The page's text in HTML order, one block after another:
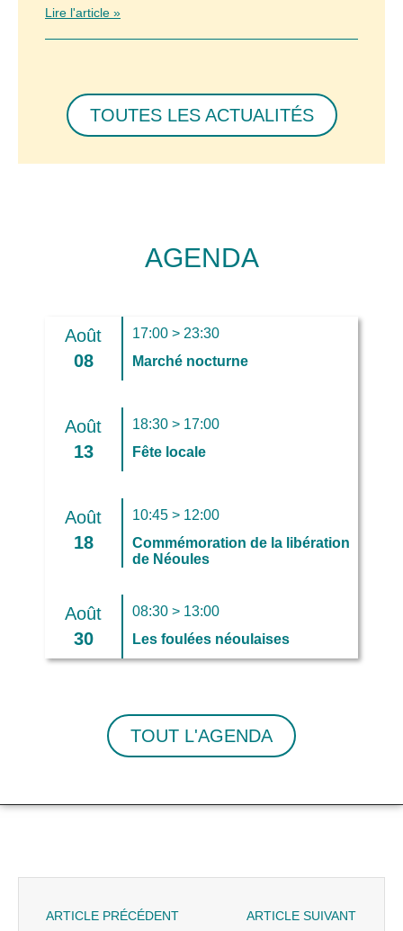
Lire l'article »
TOUTES LES ACTUALITÉS
AGENDA
Août
08
17:00 > 23:30
Marché nocturne
Août
13
18:30 > 17:00
Fête locale
Août
18
10:45 > 12:00
Commémoration de la libération
de Néoules
Août
30
08:30 > 13:00
Les foulées néoulaises
TOUT L'AGENDA
ARTICLE PRÉCÉDENT ARTICLE SUIVANT